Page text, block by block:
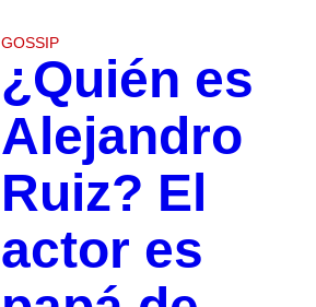
GOSSIP
¿Quién es
Alejandro
Ruiz? El
actor es